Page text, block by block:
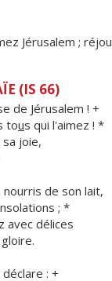
Jérusalem ;
(IS 66)
de Jérusalem ! +
tous qui l'aimez ! *
joie,
de son lait,
; *
avec délices
: +